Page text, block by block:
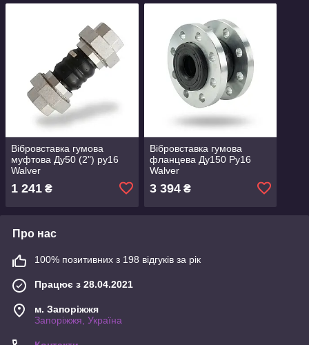
Вібровставка гумова
муфтова Ду50 (2") ру16
Walver
1 241 ₴
Вібровставка гумова
фланцева Ду150 Ру16
Walver
3 394₴
Про нас
100% позитивних з 198 відгуків за рік
Працює з 28.04.2021
м. Запоріжжя
Запоріжжя, Україна